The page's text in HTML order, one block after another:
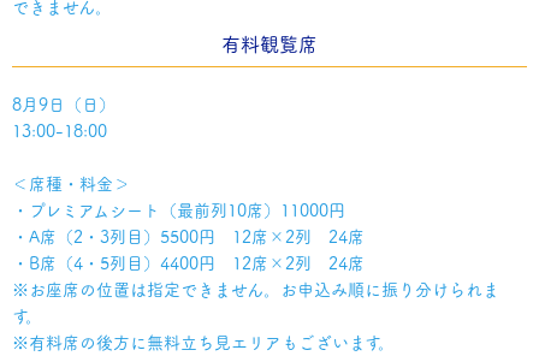
できません。
有料観覧席
8月9日（日）
13:00-18:00
＜席種・料金＞
・プレミアムシート（最前列10席）11000円
・A席（2・3列目）5500円 12席×2列 24席
・B席（4・5列目）4400円 12席×2列 24席
※お座席の位置は指定できません。お申込み順に振り分けられま
す。
※有料席の後方に無料立ち見エリアもございます。